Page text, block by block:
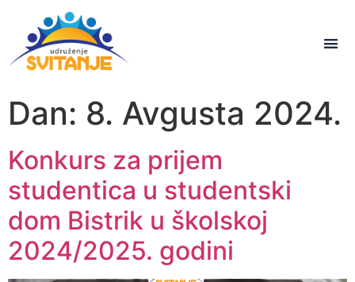
Dan: 8. Avgusta 2024.
Konkurs za prijem
studentica u studentski
dom Bistrik u školskoj
2024/2025. godini